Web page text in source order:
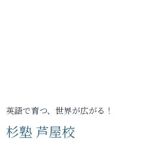
英語で育つ、世界が広がる！
杉塾 芦屋校